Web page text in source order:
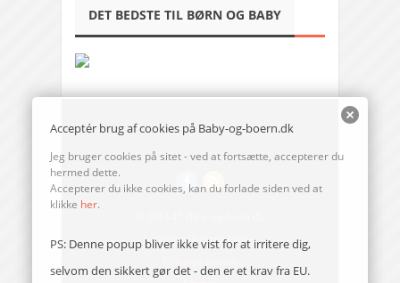
DET BEDSTE TIL BØRN OG BABY
Send en mail til redaktionen
Acceptér brug af cookies på Baby-og-boern.dk
Jeg bruger cookies på sitet - ved at fortsætte, accepterer du
hermed dette.
Accepterer du ikke cookies, kan du forlade siden ved at
klikke her.
PS: Denne popup bliver ikke vist for at irritere dig,
selvom den sikkert gør det - den er et krav fra EU.